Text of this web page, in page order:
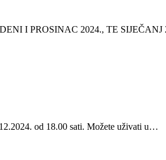
I PROSINAC 2024., TE
od 18.00 sati. Možete uživati u…